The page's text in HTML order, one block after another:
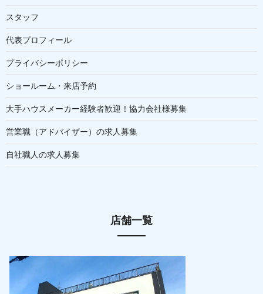
スタッフ
代表プロフィール
プライバシーポリシー
ショールーム・来店予約
大手ハウスメーカー経験者歓迎！協力会社様募集
営業職（アドバイザー）の求人募集
自社職人の求人募集
店舗一覧